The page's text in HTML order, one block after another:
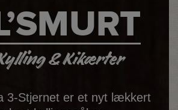
& Kikærter
3-Stjernet er et nyt lækkert